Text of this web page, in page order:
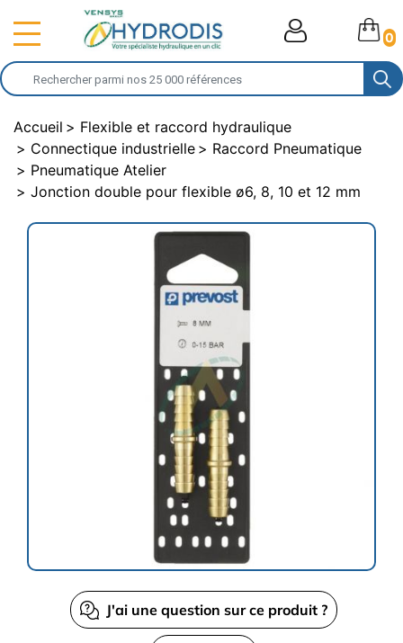
0
Accueil
Flexible et raccord hydraulique
Connectique industrielle
Raccord Pneumatique
Pneumatique Atelier
Jonction double pour flexible ø6, 8, 10 et 12 mm
J'ai une question sur ce produit ?